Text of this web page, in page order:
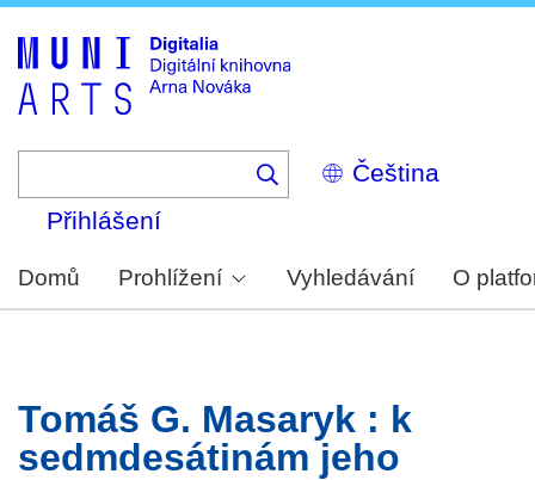
Select
your
Přihlášení
Domů Prohlížení Vyhledávání O
Tomáš G. Masaryk : k
sedmdesátinám jeho